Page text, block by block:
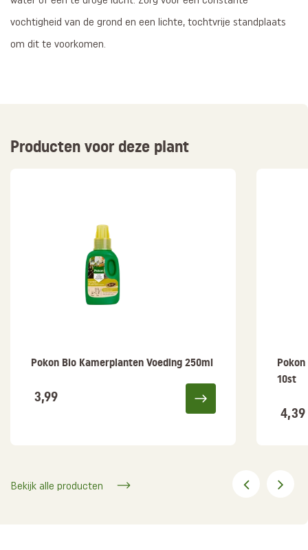
vochtigheid van de grond en een lichte, tochtvrije standplaats
om dit te voorkomen.
Producten voor deze plant
Pokon Bio Kamerplanten Voeding 250ml
3,99
10st
4,39
Bekijk alle producten